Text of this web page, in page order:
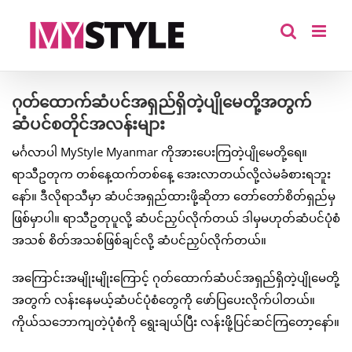
ဂုတ်ထောက်ဆံပင်အရှည်ရှိတဲ့ပျိုမေတို့အတွက်
ဆံပင်စတိုင်အလန်းများ
မင်္ဂလာပါ MyStyle Myanmar ကိုအားပေးကြတဲ့ပျိုမေတို့ရေ။
ရာသီဥတုက တစ်နေ့ထက်တစ်နေ့ အေးလာတယ်လို့လဲမခံစားရဘူး
နော်။ ဒီလိုရာသီမှာ ဆံပင်အရှည်ထားဖို့ဆိုတာ တော်တော်စိတ်ရှည်မှ
ဖြစ်မှာပါ။ ရာသီဥတုပူလို့ ဆံပင်ညှပ်လိုက်တယ် ဒါမှမဟုတ်ဆံပင်ပုံစံ
အသစ် စိတ်အသစ်ဖြစ်ချင်လို့ ဆံပင်ညှပ်လိုက်တယ်။
အကြောင်းအမျိုးမျိုးကြောင့် ဂုတ်ထောက်ဆံပင်အရှည်ရှိတဲ့ပျိုမေတို့
အတွက် လန်းနေမယ့်ဆံပင်ပုံစံတွေကို ဖော်ပြပေးလိုက်ပါတယ်။
ကိုယ်သဘောကျတဲ့ပုံစံကို ရွေးချယ်ပြီး လန်းဖို့ပြင်ဆင်ကြတော့နော်။